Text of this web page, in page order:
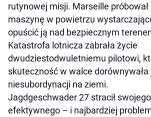
rutynowej misji. Marseille
maszynę w powietrzu
opuścić ją nad bezpiecznym
Katastrofa lotnicza zabrała życie
dwudziestodwuletniemu pilotowi,
skuteczność w walce dorównywała
niesubordynacji na ziemi.
Jagdgeschwader 27 stracił
efektywnego – i najbardziej